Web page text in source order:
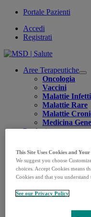
Portale Pazienti
Accedi
Registrati
Aree Terapeutiche
Oncologia
Vaccini
Malattie
Malattie Rare
Malattie
Medicina
Prodotti
Vaccini
This Site Uses Cookies and
We suggest you choose
choices. Accept Cookies means
Cookies and that you understand
See our Privacy Policy